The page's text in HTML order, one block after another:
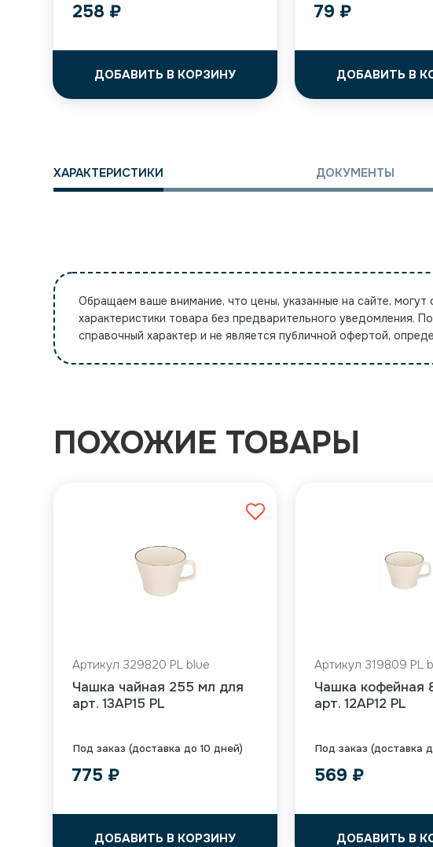
258 ₽
ДОБАВИТЬ В КОРЗИНУ
79 ₽
ДОБАВИТЬ В
ХАРАКТЕРИСТИКИ ДОКУМЕНТЫ
Обращаем ваше внимание, что цены, указанные на сайте,
характеристики товара без предварительного
справочный характер и не является публичной офертой,
ПОХОЖИЕ ТОВАРЫ
Под заказ (доставка до 10 дней)
Артикул 329820 PL blue
Чашка чайная 255 мл для
арт. 13AP15 PL
775 ₽
ДОБАВИТЬ В КОРЗИНУ
Под заказ (доставка
Артикул 319809 PL
Чашка кофейная
арт. 12AP12 PL
569 ₽
ДОБАВИТЬ В